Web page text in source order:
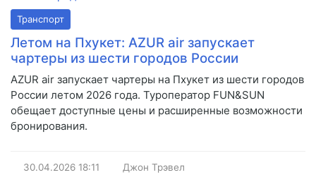
Транспорт
Летом на Пхукет: AZUR air запускает
чартеры из шести городов России
AZUR air запускает чартеры на Пхукет из шести городов
России летом 2026 года. Туроператор FUN&SUN
обещает доступные цены и расширенные возможности
бронирования.
30.04.2026 18:11 Джон Трэвел